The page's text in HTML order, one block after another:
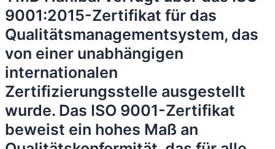
9001:2015-Zertifikat für das
Qualitätsmanagementsystem, das
von einer unabhängigen
internationalen
Zertifizierungsstelle ausgestellt
wurde. Das ISO 9001-Zertifikat
beweist ein hohes Maß an